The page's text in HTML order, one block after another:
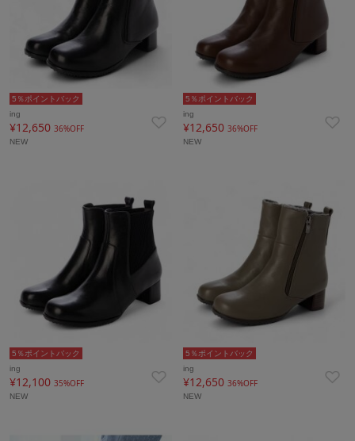
5％ポイントバック
ing
¥12,650 36%OFF
NEW
5％ポイントバック
ing
¥12,65036%OFF
NEW
5％ポイントバック
ing
¥12,100 35%OFF
NEW
5％ポイントバック
ing
¥12,650 36%OFF
NEW